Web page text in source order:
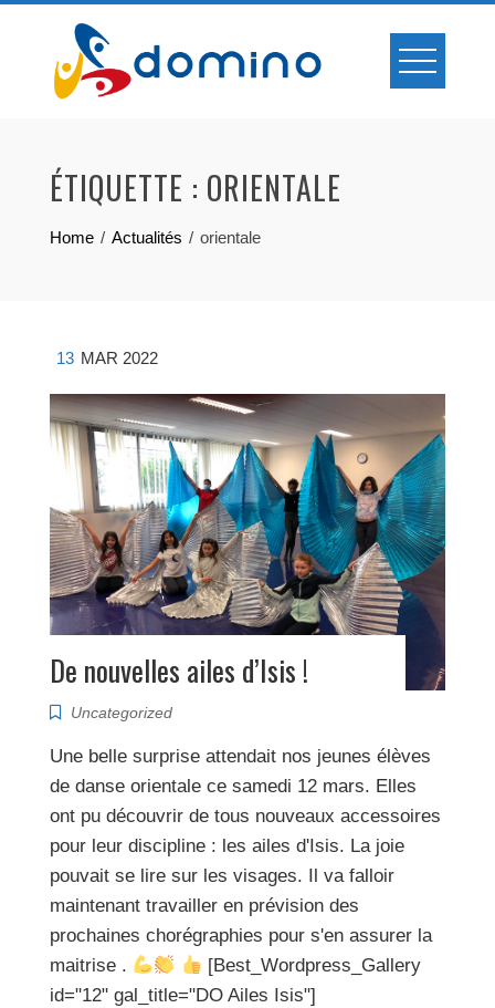
content
ÉTIQUETTE : ORIENTALE
Home Actualités orientale
13 MAR 2022
De nouvelles ailes d’Isis !
Uncategorized
Une belle surprise attendait nos jeunes élèves
de danse orientale ce samedi 12 mars. Elles
ont pu découvrir de tous nouveaux accessoires
pour leur discipline : les ailes d'Isis. La joie
pouvait se lire sur les visages. Il va falloir
maintenant travailler en prévision des
prochaines chorégraphies pour s'en assurer la
maitrise .
[Best_Wordpress_Gallery
id="12" gal_title="DO Ailes Isis"]